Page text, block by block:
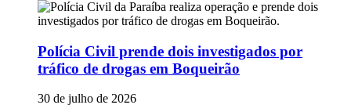
Polícia Civil prende dois investigados por
tráfico de drogas em Boqueirão
30 de julho de 2026